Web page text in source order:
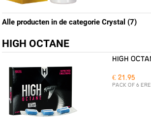
Alle producten in de categorie Crystal (7)
HIGH OCTANE
HIGH
€ 21.95
PACK OF 6